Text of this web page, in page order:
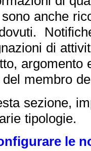
anche
di
argomento
del membro
sezione,
tipologie.
le